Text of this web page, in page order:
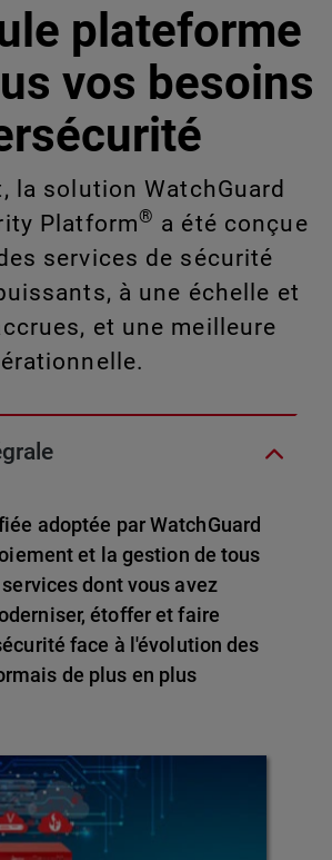
plateforme
vos besoins
la solution WatchGuard
Platform® a été conçue
services de sécurité
à une échelle et
et une meilleure
adoptée par WatchGuard
et la gestion de tous
dont vous avez
étoffer et faire
face à l'évolution des
de plus en plus